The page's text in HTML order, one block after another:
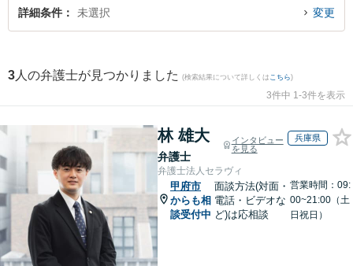
でお困りの相談者さんにおすすめです。
詳細条件 未選択 変更
3 人の弁護士が見つかりました (検索結果について詳しくは こちら)
3件中 1-3件を表示
林 雄大
弁護士
インタビュー
を見る
兵庫県
弁護士法人セラヴィ
甲府市
からも相
談受付中
面談方法(対面・
電話・ビデオな
ど)は応相談
営業時間：09:
00~21:00（土
日祝日）